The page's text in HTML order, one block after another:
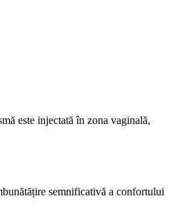
este injectată în zona vaginală,
semnificativă a confortului